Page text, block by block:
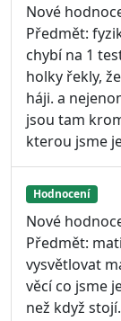
Nové
Předmět:
chybí na 1
holky řekly,
háji. a
jsou tam
kterou jsme
Hodnocení
Nové
Předmět:
vysvětlovat
věcí co jsme
než když stojí.